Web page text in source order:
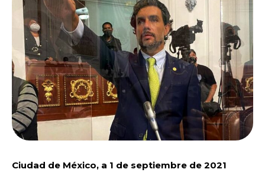
Ciudad de México, a 1 de septiembre de 2021